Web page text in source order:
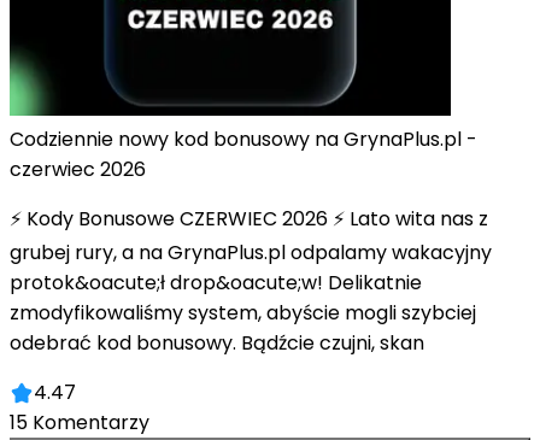
Codziennie nowy kod bonusowy na GrynaPlus.pl -
czerwiec 2026
⚡ Kody Bonusowe CZERWIEC 2026 ⚡ Lato wita nas z
grubej rury, a na GrynaPlus.pl odpalamy wakacyjny
protok&oacute;ł drop&oacute;w! Delikatnie
zmodyfikowaliśmy system, abyście mogli szybciej
odebrać kod bonusowy. Bądźcie czujni, skan
4.47
15 Komentarzy